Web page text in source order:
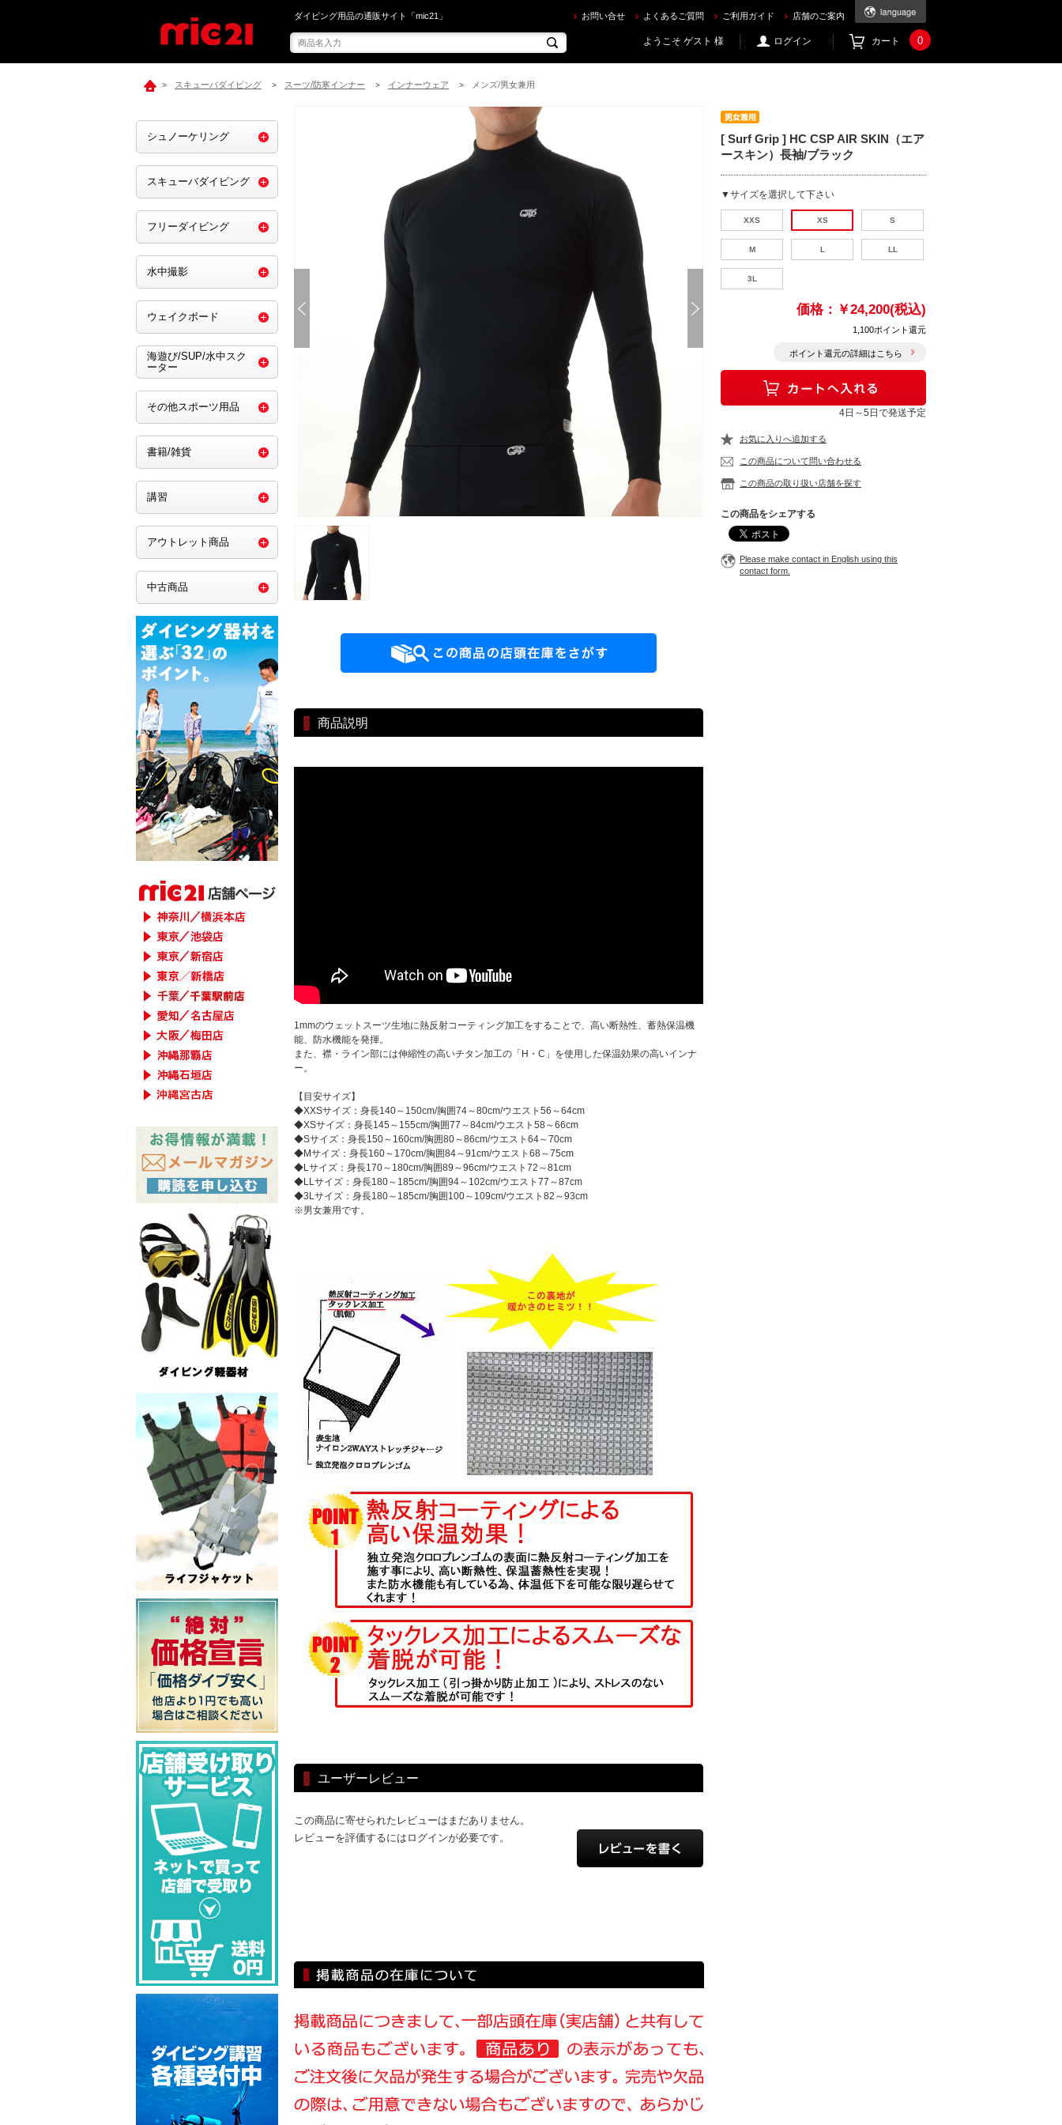
mic21で[ Surf Grip ] HC CSP AIR SKIN（エアースキン）長袖/ブラック を買うならec.mic21.com
ダイビング用品の通販サイト「mic21」 お問い合せ よくあるご質問 ご利用ガイド 店舗のご案内
ようこそ ゲスト 様 ログイン カート 0
> スキューバダイビング > スーツ/防寒インナー > インナーウェア > メンズ/男女兼用
商品説明
1mmのウェットスーツ生地に熱反射コーティング加工をすることで、高い断熱性、蓄熱保温機
能、防水機能を発揮。
また、襟・ライン部には伸縮性の高いチタン加工の「H・C」を使用した保温効果の高いインナ
ー。
【目安サイズ】
◆XXSサイズ：身長140～150cm/胸囲74～80cm/ウエスト56～64cm
◆XSサイズ：身長145～155cm/胸囲77～84cm/ウエスト58～66cm
◆Sサイズ：身長150～160cm/胸囲80～86cm/ウエスト64～70cm
◆Mサイズ：身長160～170cm/胸囲84～91cm/ウエスト68～75cm
◆Lサイズ：身長170～180cm/胸囲89～96cm/ウエスト72～81cm
◆LLサイズ：身長180～185cm/胸囲94～102cm/ウエスト77～87cm
◆3Lサイズ：身長180～185cm/胸囲100～109cm/ウエスト82～93cm
※男女兼用です。
ユーザーレビュー
この商品に寄せられたレビューはまだありません。
レビューを評価するにはログインが必要です。
[ Surf Grip ] HC CSP AIR SKIN（エア
ースキン）長袖/ブラック
▼サイズを選択して下さい
XXS XS S
M L LL
3L
価格： ￥24,200(税込)
1,100ポイント還元
ポイント還元の詳細はこちら
4日～5日で発送予定
お気に入りへ追加する
この商品について問い合わせる
この商品の取り扱い店舗を探す
この商品をシェアする
Please make contact in English using this
contact form.
シュノーケリング
スキューバダイビング
フリーダイビング
水中撮影
ウェイクボード
海遊び/SUP/水中スク
ーター
その他スポーツ用品
書籍/雑貨
講習
アウトレット商品
中古商品